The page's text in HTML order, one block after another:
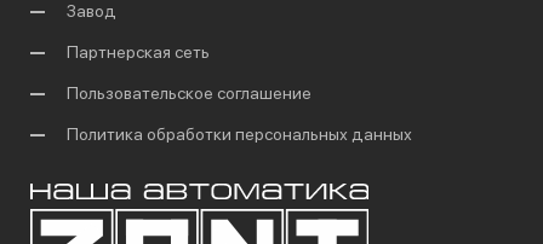
Завод
Партнерская сеть
Пользовательское соглашение
Политика обработки персональных данных